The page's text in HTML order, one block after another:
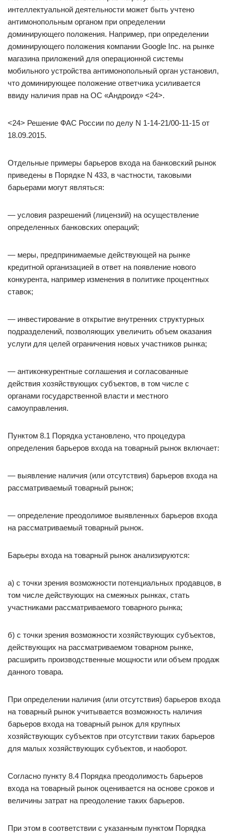
интеллектуальной деятельности может быть учтено
антимонопольным органом при определении
доминирующего положения. Например, при определении
доминирующего положения компании Google Inc. на рынке
магазина приложений для операционной системы
мобильного устройства антимонопольный орган установил,
что доминирующее положение ответчика усиливается
ввиду наличия прав на ОС «Андроид» <24>.
<24> Решение ФАС России по делу N 1-14-21/00-11-15 от
18.09.2015.
Отдельные примеры барьеров входа на банковский рынок
приведены в Порядке N 433, в частности, таковыми
барьерами могут являться:
— условия разрешений (лицензий) на осуществление
определенных банковских операций;
— меры, предпринимаемые действующей на рынке
кредитной организацией в ответ на появление нового
конкурента, например изменения в политике процентных
ставок;
— инвестирование в открытие внутренних структурных
подразделений, позволяющих увеличить объем оказания
услуги для целей ограничения новых участников рынка;
— антиконкурентные соглашения и согласованные
действия хозяйствующих субъектов, в том числе с
органами государственной власти и местного
самоуправления.
Пунктом 8.1 Порядка установлено, что процедура
определения барьеров входа на товарный рынок включает:
— выявление наличия (или отсутствия) барьеров входа на
рассматриваемый товарный рынок;
— определение преодолимое выявленных барьеров входа
на рассматриваемый товарный рынок.
Барьеры входа на товарный рынок анализируются:
а) с точки зрения возможности потенциальных продавцов, в
том числе действующих на смежных рынках, стать
участниками рассматриваемого товарного рынка;
б) с точки зрения возможности хозяйствующих субъектов,
действующих на рассматриваемом товарном рынке,
расширить производственные мощности или объем продаж
данного товара.
При определении наличия (или отсутствия) барьеров входа
на товарный рынок учитывается возможность наличия
барьеров входа на товарный рынок для крупных
хозяйствующих субъектов при отсутствии таких барьеров
для малых хозяйствующих субъектов, и наоборот.
Согласно пункту 8.4 Порядка преодолимость барьеров
входа на товарный рынок оценивается на основе сроков и
величины затрат на преодоление таких барьеров.
При этом в соответствии с указанным пунктом Порядка